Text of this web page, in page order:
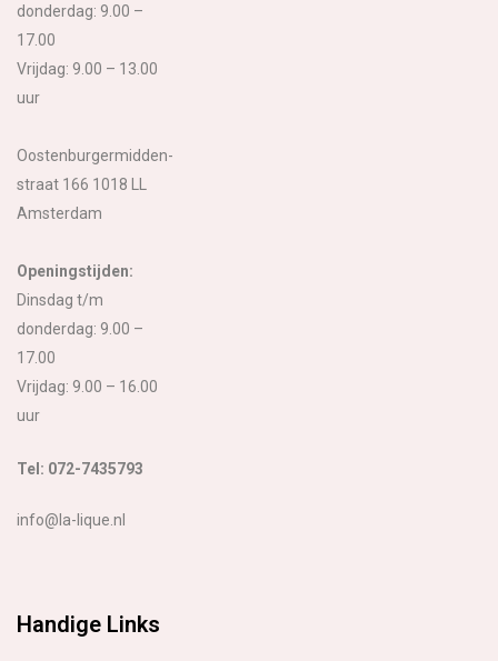
donderdag: 9.00 –
17.00
Vrijdag: 9.00 – 13.00
uur
Oostenburgermidden-
straat 166 1018 LL
Amsterdam
Openingstijden:
Dinsdag t/m
donderdag: 9.00 –
17.00
Vrijdag: 9.00 – 16.00
uur
Tel: 072-7435793
info@la-lique.nl
Handige Links